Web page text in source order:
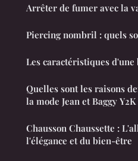
Arrêter de fumer avec la
Piercing nombril : quels
Les caractéristiques d'une
Quelles sont les raisons
la mode Jean et Baggy
Chausson Chaussette :
l'élégance et du bien-être